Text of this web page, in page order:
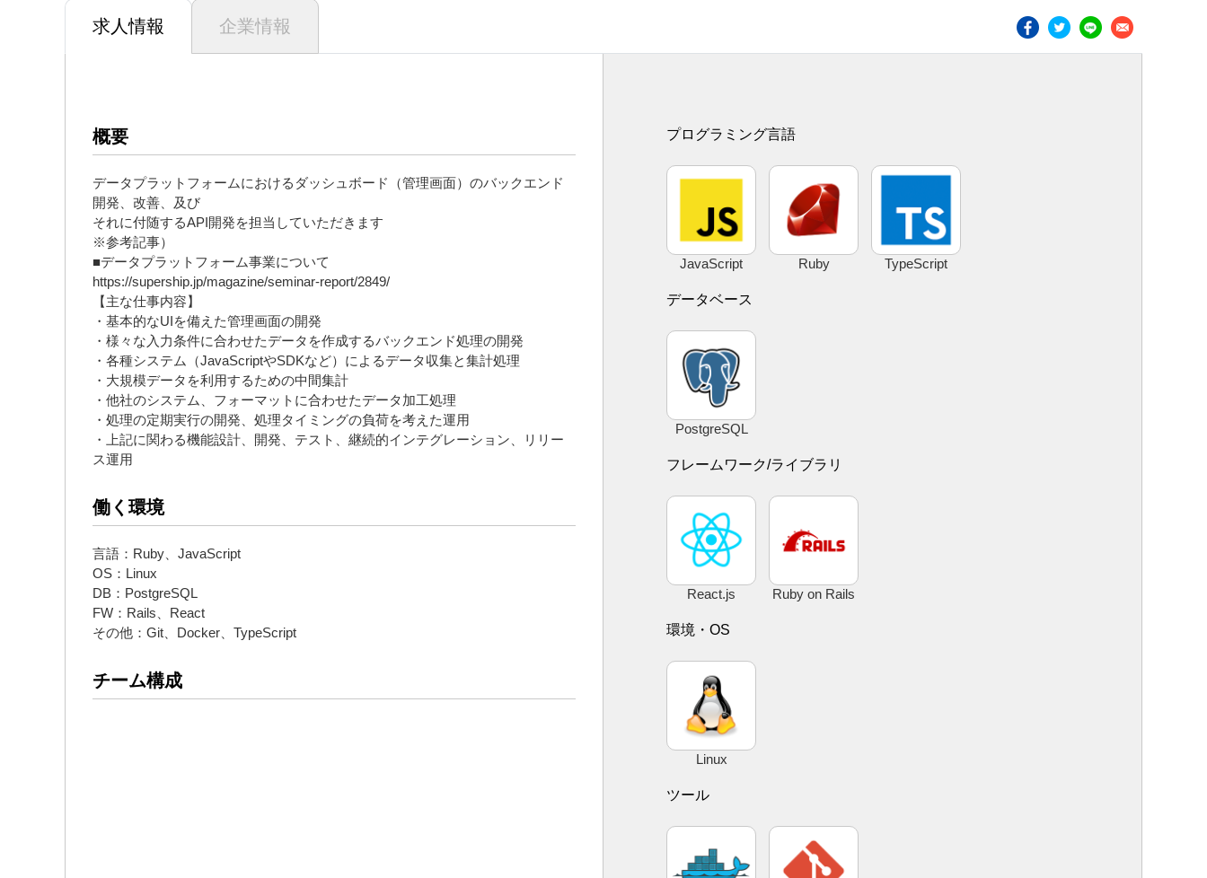
求人情報 企業情報
概要
データプラットフォームにおけるダッシュボード（管理画面）のバックエンド
開発、改善、及び
それに付随するAPI開発を担当していただきます
※参考記事）
■データプラットフォーム事業について
https://supership.jp/magazine/seminar-report/2849/
【主な仕事内容】
・基本的なUIを備えた管理画面の開発
・様々な入力条件に合わせたデータを作成するバックエンド処理の開発
・各種システム（JavaScriptやSDKなど）によるデータ収集と集計処理
・大規模データを利用するための中間集計
・他社のシステム、フォーマットに合わせたデータ加工処理
・処理の定期実行の開発、処理タイミングの負荷を考えた運用
・上記に関わる機能設計、開発、テスト、継続的インテグレーション、リリー
ス運用
働く環境
言語：Ruby、JavaScript
OS：Linux
DB：PostgreSQL
FW：Rails、React
その他：Git、Docker、TypeScript
チーム構成
プログラミング言語
JavaScript Ruby TypeScript
データベース
PostgreSQL
フレームワーク/ライブラリ
React.js Ruby on Rails
環境・OS
Linux
ツール